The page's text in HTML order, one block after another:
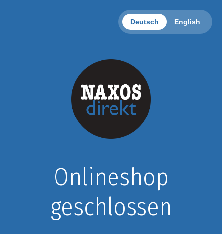
Deutsch English
Onlineshop
geschlossen